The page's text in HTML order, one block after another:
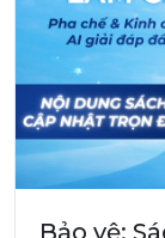
Bảo vệ: